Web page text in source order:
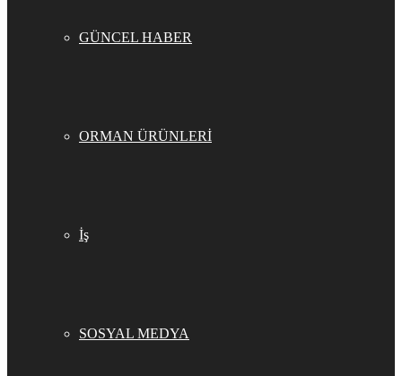
GÜNCEL HABER
ORMAN ÜRÜNLERİ
İş
SOSYAL MEDYA